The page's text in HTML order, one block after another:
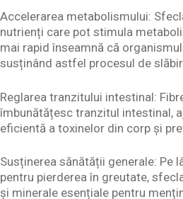
Accelerarea metabolismului:
nutrienți care pot stimula
mai rapid înseamnă că
susținând astfel procesul de
Reglarea tranzitului intestinal:
îmbunătățesc tranzitul intestinal,
eficientă a toxinelor din corp și
Susținerea sănătății generale: Pe
pentru pierderea în greutate,
și minerale esențiale pentru